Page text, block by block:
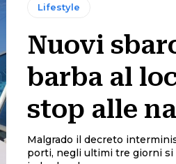
Lifestyle
Nuovi
barba al
stop alle
Malgrado il decreto
porti, negli ultimi tre giorni